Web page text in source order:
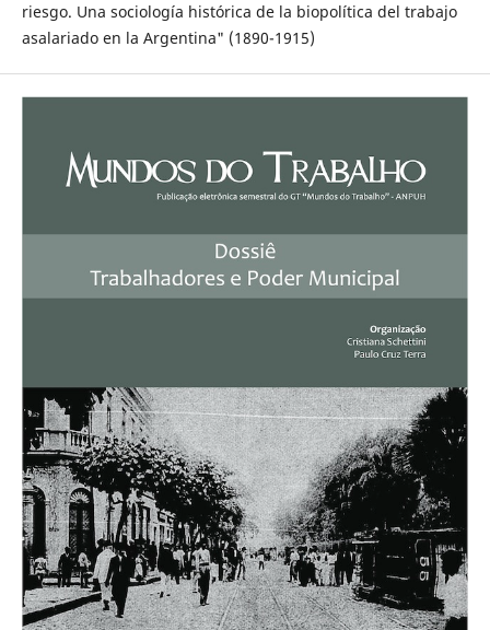
riesgo. Una sociología histórica de la biopolítica del trabajo
asalariado en la Argentina" (1890-1915)